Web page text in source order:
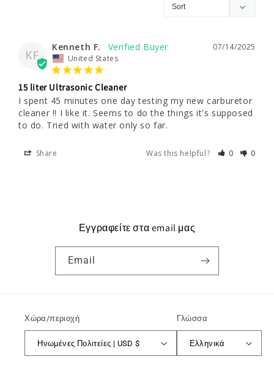
KF
07/14/2025
Kenneth F.
United States
15 liter Ultrasonic Cleaner
I spent 45 minutes one day testing my new carburetor
cleaner !! I like it. Seems to do the things it's supposed
to do. Tried with water only so far.
Share Was this helpful? 0 0
Εγγραφείτε στα email μας
Email
Χώρα/περιοχή
Ηνωμένες Πολιτείες | USD $
Γλώσσα
Ελληνικά